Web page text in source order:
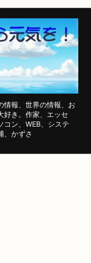
情報、世界の情報、お
好き。作家、エッセ
コン、WEB、システ
、かずさ